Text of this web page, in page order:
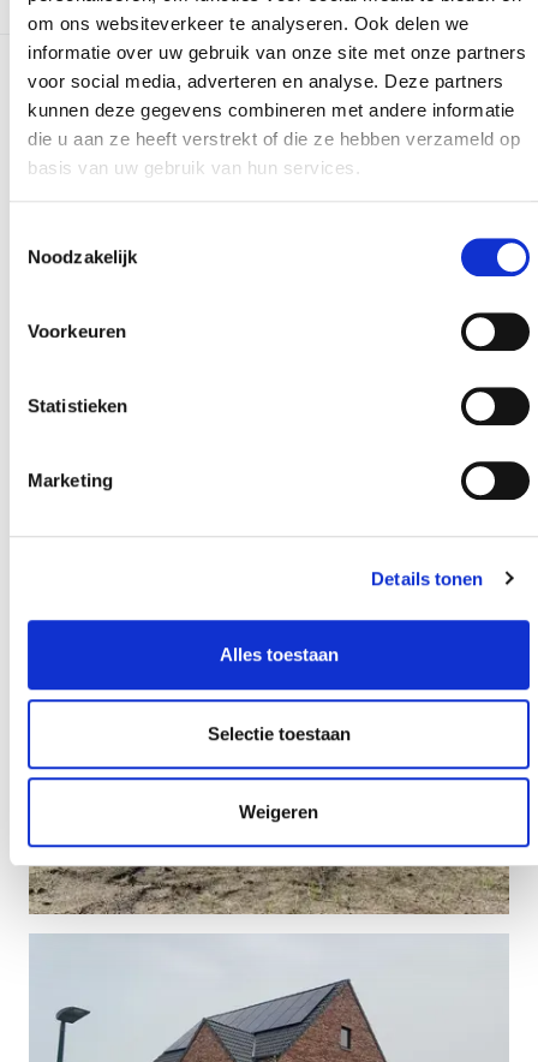
om ons websiteverkeer te analyseren. Ook delen we
informatie over uw gebruik van onze site met onze partners
voor social media, adverteren en analyse. Deze partners
kunnen deze gegevens combineren met andere informatie
die u aan ze heeft verstrekt of die ze hebben verzameld op
basis van uw gebruik van hun services.
Noodzakelijk
Voorkeuren
Statistieken
Marketing
Details tonen
Alles toestaan
Selectie toestaan
Weigeren
Meer realisaties